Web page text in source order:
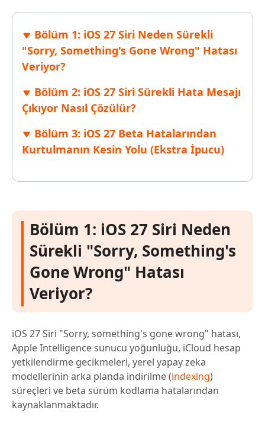
Bölüm 1: iOS 27 Siri Neden Sürekli
"Sorry, Something's Gone Wrong" Hatası
Veriyor?
Bölüm 2: iOS 27 Siri Sürekli Hata Mesajı
Çıkıyor Nasıl Çözülür?
Bölüm 3: iOS 27 Beta Hatalarından
Kurtulmanın Kesin Yolu (Ekstra İpucu)
Bölüm 1: iOS 27 Siri Neden
Sürekli "Sorry, Something's
Gone Wrong" Hatası
Veriyor?
iOS 27 Siri "Sorry, something's gone wrong" hatası,
Apple Intelligence sunucu yoğunluğu, iCloud hesap
yetkilendirme gecikmeleri, yerel yapay zeka
modellerinin arka planda indirilme (indexing)
süreçleri ve beta sürüm kodlama hatalarından
kaynaklanmaktadır.